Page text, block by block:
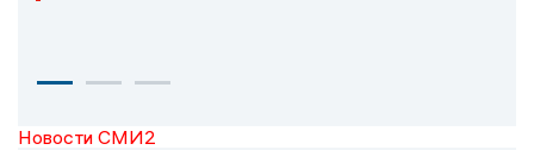
Новости СМИ2